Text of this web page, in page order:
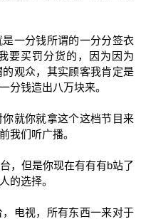
一分钱所谓的一分分签衣
要买罚分货的，因为因为
观众，其实顾客我肯定是
分钱造出八万块来。
就你就拿这个这档节目来
我们听广播。
，但是你现在有有有b站了
的选择。
电视，所有东西一来对于